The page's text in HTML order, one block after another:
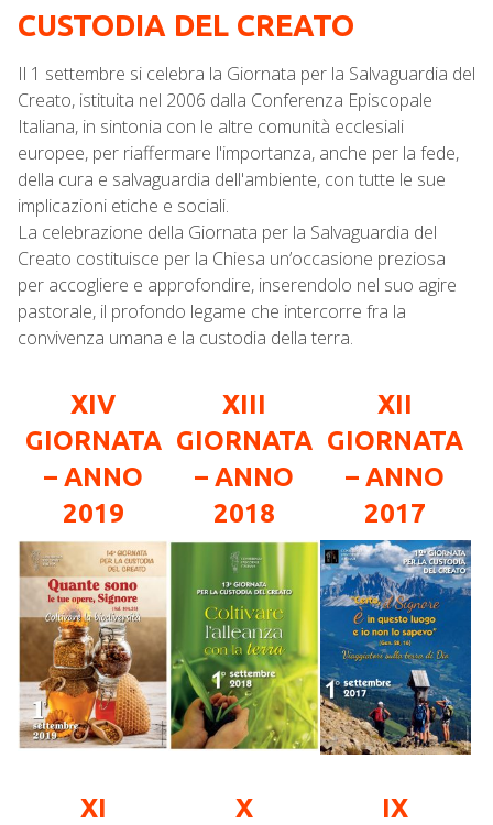
c
e
o
o
k
i
t
e
r
n
k
d
I
n
r
e
s
t
A
p
p
r
a
m
CUSTODIA DEL CREATO
Il 1 settembre si celebra la Giornata per la Salvaguardia del
Creato, istituita nel 2006 dalla Conferenza Episcopale
Italiana, in sintonia con le altre comunità ecclesiali
europee, per riaffermare l'importanza, anche per la fede,
della cura e salvaguardia dell'ambiente, con tutte le sue
implicazioni etiche e sociali.
La celebrazione della Giornata per la Salvaguardia del
Creato costituisce per la Chiesa un’occasione preziosa
per accogliere e approfondire, inserendolo nel suo agire
pastorale, il profondo legame che intercorre fra la
convivenza umana e la custodia della terra.
XIV
GIORNATA
– ANNO
2019
XIII
GIORNATA
– ANNO
2018
XII
GIORNATA
– ANNO
2017
XI
X
IX